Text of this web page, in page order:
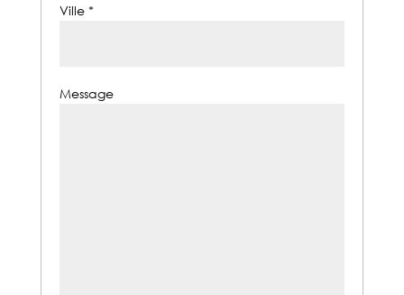
Ville *
Message